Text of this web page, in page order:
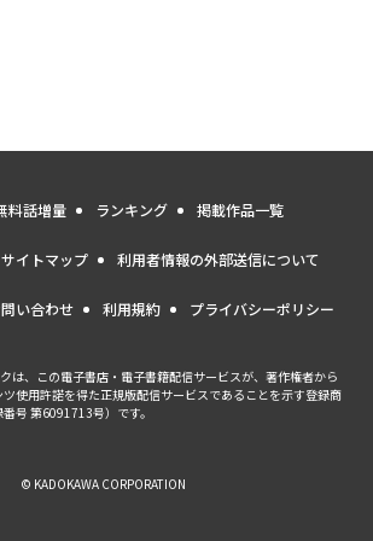
料話増量 ランキング 掲載作品一覧
サイトマップ 利用者情報の外部送信について
い合わせ 利用規約 プライバシーポリシー
は、この電子書店・電子書籍配信サービスが、著作権者から
ツ使用許諾を得た正規版配信サービスであることを示す登録商
号 第6091713号）です。
© KADOKAWA CORPORATION